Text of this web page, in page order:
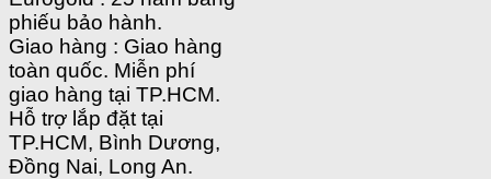
phiếu bảo hành.
Giao hàng : Giao hàng
toàn quốc. Miễn phí
giao hàng tại TP.HCM.
Hỗ trợ lắp đặt tại
TP.HCM, Bình Dương,
Đồng Nai, Long An.